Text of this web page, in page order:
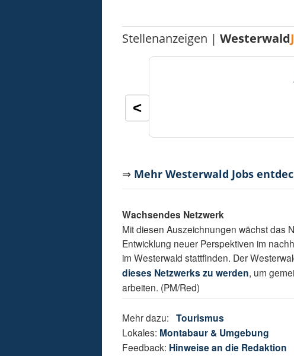
Stellenanzeigen |Westerwald
<
⇒ Mehr Westerwald Jobs
Wachsendes Netzwerk
Mit diesen Auszeichnungen wächst das
Entwicklung neuer Perspektiven im
im Westerwald stattfinden. Der
dieses Netzwerks zu werden, um
arbeiten. (PM/Red)
Mehr dazu:Tourismus
Lokales: Montabaur & Umgebung
Feedback: Hinweise an die Redaktion